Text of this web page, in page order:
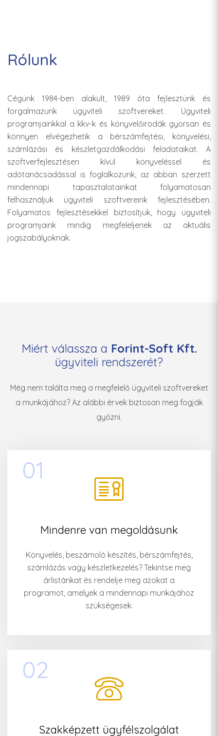
Rólunk
Cégünk 1984-ben alakult, 1989 óta fejlesztünk és
forgalmazunk ügyviteli szoftvereket. Ügyviteli
programjainkkal a kkv-k és könyvelőirodák gyorsan és
könnyen elvégezhetik a bérszámfejtési, könyvelési,
számlázási és készletgazdálkodási feladataikat. A
szoftverfejlesztésen kívül könyveléssel és
adótanácsadással is foglalkozunk, az abban szerzett
mindennapi tapasztalatainkat folyamatosan
felhasználjuk ügyviteli szoftvereink fejlesztésében.
Folyamatos fejlesztésekkel biztosítjuk, hogy ügyviteli
programjaink mindig megfeleljenek az aktuális
jogszabályoknak.
Miért válassza a Forint-Soft Kft.
ügyviteli rendszerét?
Még nem találta meg a megfelelő ügyviteli szoftvereket
a munkájához? Az alábbi érvek biztosan meg fogják
győzni.
01
Mindenre van megoldásunk
Könyvelés, beszámoló készítés, bérszámfejtés,
számlázás vagy készletkezelés? Tekintse meg
árlistánkat és rendelje meg azokat a
programot, amelyek a mindennapi munkájához
szükségesek.
02
Szakképzett ügyfélszolgálat